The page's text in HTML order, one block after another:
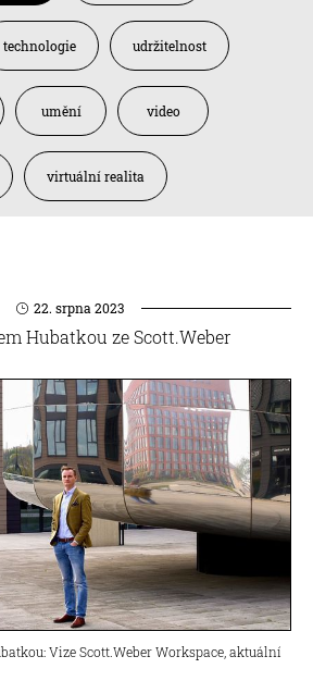
technologie udržitelnost
umění video
virtuální realita
22. srpna 2023
Hubatkou ze Scott.Weber
Vize Scott.Weber Workspace, aktuální